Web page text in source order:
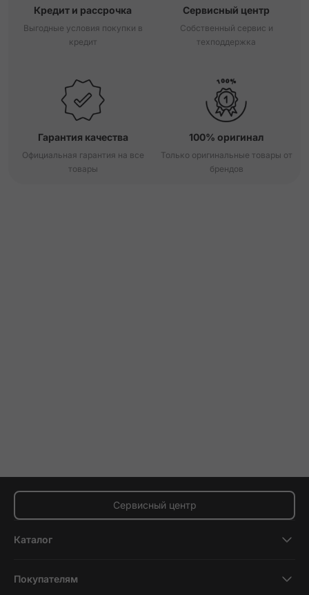
Кредит и рассрочка
Выгодные условия покупки в
кредит
Сервисный центр
Собственный сервис и
техподдержка
Гарантия качества
Официальная гарантия на все
товары
100% оригинал
Только оригинальные товары от
брендов
Сервисный центр
Каталог
Планшеты
Покупателям